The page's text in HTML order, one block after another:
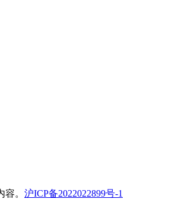
。 沪ICP备2022022899号-1